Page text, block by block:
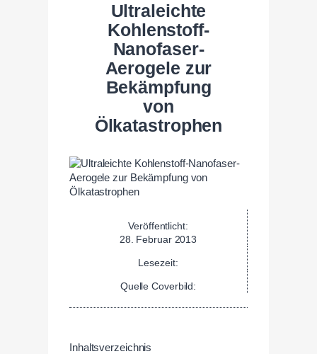
Ultraleichte
Kohlenstoff-
Nanofaser-
Aerogele zur
Bekämpfung
von
Ölkatastrophen
Veröffentlicht:
28. Februar 2013
Lesezeit:
Quelle Coverbild:
Inhaltsverzeichnis